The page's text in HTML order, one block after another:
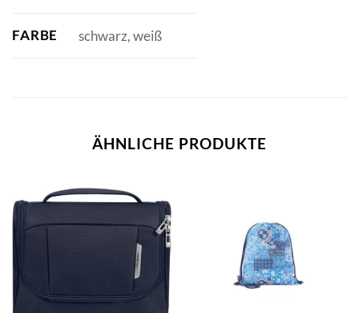
FARBE schwarz, weiß
ÄHNLICHE PRODUKTE